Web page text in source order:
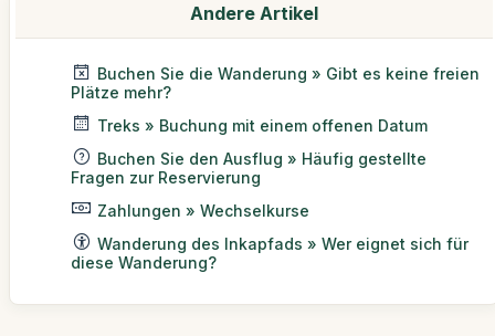
Andere Artikel
Buchen Sie die Wanderung » Gibt es keine freien
Plätze mehr?
Treks » Buchung mit einem offenen Datum
Buchen Sie den Ausflug » Häufig gestellte
Fragen zur Reservierung
Zahlungen » Wechselkurse
Wanderung des Inkapfads » Wer eignet sich für
diese Wanderung?